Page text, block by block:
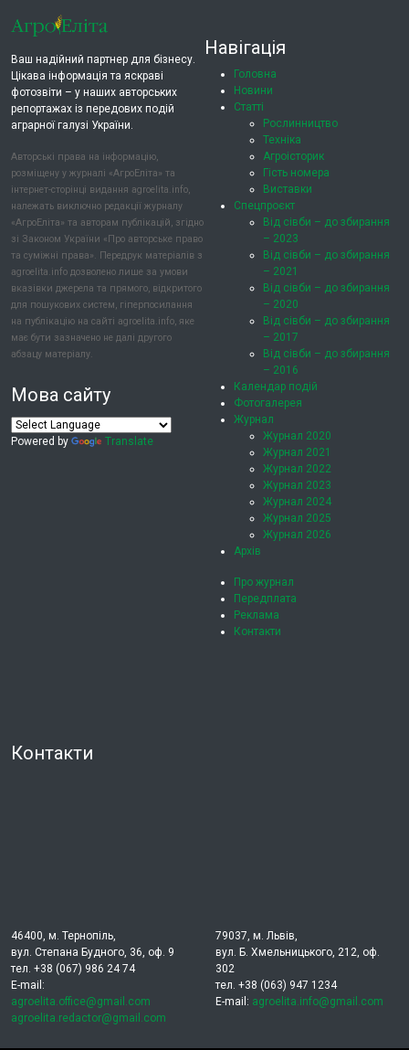
Ваш надійний партнер для бізнесу.
Цікава інформація та яскраві
фотозвіти – у наших авторських
репортажах із передових подій
аграрної галузі України.
Авторські права на інформацію,
розміщену у журналі «АгроЕліта» та
інтернет-сторінці видання agroelita.info,
належать виключно редакції журналу
«АгроЕліта» та авторам публікацій, згідно
зі Законом України «Про авторське право
та суміжні права». Передрук матеріалів з
agroelita.info дозволено лише за умови
вказівки джерела та прямого, відкритого
для пошукових систем, гіперпосилання
на публікацію на сайті agroelita.info, яке
має бути зазначено не далі другого
абзацу матеріалу.
Мова сайту
Powered by Translate
Навігація
Головна
Новини
Статті
Рослинництво
Техніка
Агроісторик
Гість номера
Виставки
Спецпроєкт
Від сівби – до збирання
– 2023
Від сівби – до збирання
– 2021
Від сівби – до збирання
– 2020
Від сівби – до збирання
– 2017
Від сівби – до збирання
– 2016
Календар подій
Фотогалерея
Журнал
Журнал 2020
Журнал 2021
Журнал 2022
Журнал 2023
Журнал 2024
Журнал 2025
Журнал 2026
Архів
Про журнал
Передплата
Реклама
Контакти
Контакти
46400, м. Тернопіль,
вул. Степана Будного, 36, оф. 9
тел. +38 (067) 986 24 74
E-mail:
agroelita.office@gmail.com
agroelita.redactor@gmail.com
79037, м. Львів,
вул. Б. Хмельницького, 212, оф.
302
тел. +38 (063) 947 1234
E-mail: agroelita.info@gmail.com